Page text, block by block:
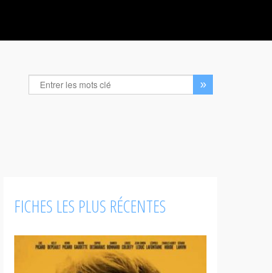
FICHES LES PLUS RÉCENTES